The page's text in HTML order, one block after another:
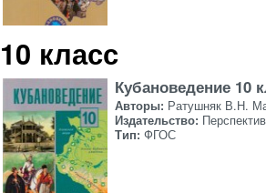
10 класс
Кубановедение 10
Авторы: Ратушняк В.Н.
Издательство:
Тип: ФГОС